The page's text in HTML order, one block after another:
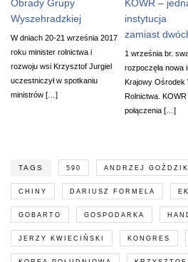
Obrady Grupy
Wyszehradzkiej
W dniach 20-21 września 2017
roku minister rolnictwa i
rozwoju wsi Krzysztof Jurgiel
uczestniczył w spotkaniu
ministrów […]
KOWR –
instytucja
zamiast
1 września br.
rozpoczęła nowa
Krajowy Ośrodek
Rolnictwa. KOWR
połączenia […]
TAGS 590 ANDRZEJ
CHINY DARIUSZ FORMELA
GOBARTO GOSPODARKA
JERZY KWIECIŃSKI KONGRES